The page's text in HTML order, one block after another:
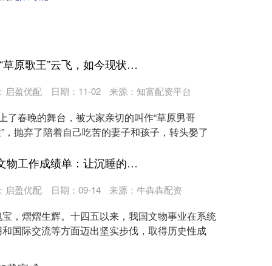
富宣网配资 央视选秀出道“草原歌王”云飞，如今现状令人唏嘘
日期：11-02 来源：知富配资平台
启盈优配
了春晚的舞台，被大家亲切的叫作“草原男哥
，抛弃了陪着自己吃苦的妻子和孩子，转头娶了
富宣网配资 数读“十四五”文物工作成绩单：让沉睡的瑰宝“活”起来
日期：09-14 来源：牛犇犇配资
启盈优配
，熠熠生辉。十四五以来，我国文物事业在系统
国际交流等方面迈出坚实步伐，取得历史性成